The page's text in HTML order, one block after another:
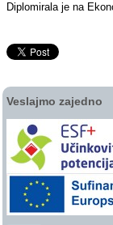
Diplomirala je na
Veslajmo zajedno